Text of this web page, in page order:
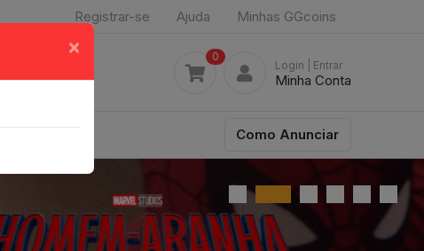
Registrar-se Ajuda Minhas GGcoins
0
Login | Entrar
Minha Conta
Como Anunciar
×